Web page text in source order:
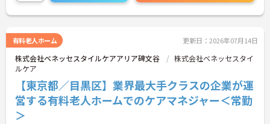
有料老人ホーム 更新日：2026年07月14日
株式会社ベネッセスタイルケアアリア碑文谷
株式会社ベネッセスタイ
ルケア
【東京都／目黒区】業界最大手クラスの企業が運
営する有料老人ホームでのケアマネジャー＜常勤
＞